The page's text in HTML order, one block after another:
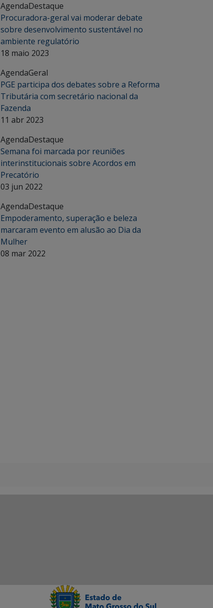
AgendaDestaque
Procuradora-geral vai moderar debate
sobre desenvolvimento sustentável no
ambiente regulatório
18 maio 2023
AgendaGeral
PGE participa dos debates sobre a Reforma
Tributária com secretário nacional da
Fazenda
11 abr 2023
AgendaDestaque
Semana foi marcada por reuniões
interinstitucionais sobre Acordos em
Precatório
03 jun 2022
AgendaDestaque
Empoderamento, superação e beleza
marcaram evento em alusão ao Dia da
Mulher
08 mar 2022